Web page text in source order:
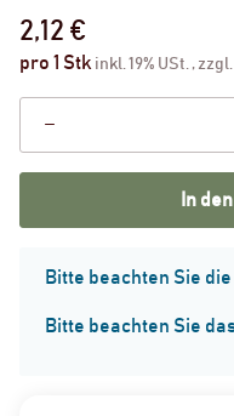
2,12 €
pro 1 Stk inkl. 19% USt. , zzgl.
In
xBitte beachten Sie
Bitte beachten Sie